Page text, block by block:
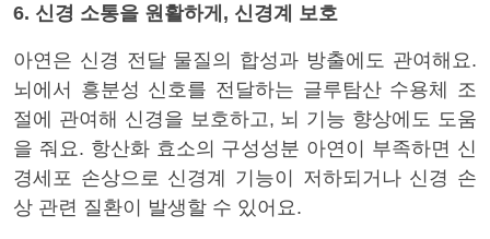
6. 신경 소통을 원활하게, 신경계 보호
아연은 신경 전달 물질의 합성과 방출에도 관여해요.
뇌에서 흥분성 신호를 전달하는 글루탐산 수용체 조
절에 관여해 신경을 보호하고, 뇌 기능 향상에도 도움
을 줘요. 항산화 효소의 구성성분 아연이 부족하면 신
경세포 손상으로 신경계 기능이 저하되거나 신경 손
상 관련 질환이 발생할 수 있어요.